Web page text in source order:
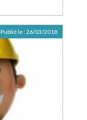
Publié le :26/03/2018